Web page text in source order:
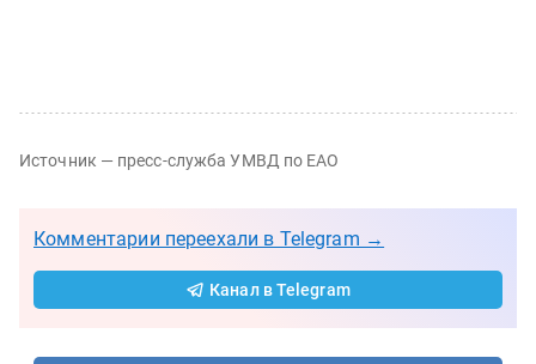
Источник — пресс-служба УМВД по ЕАО
Комментарии переехали в Telegram →
Канал в Telegram